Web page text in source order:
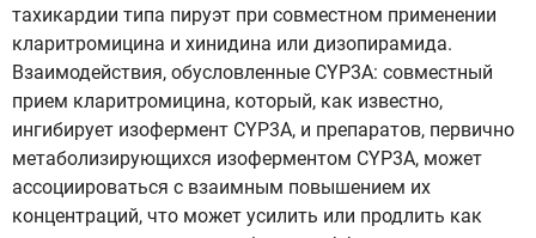
тахикардии типа пируэт при совместном применении
кларитромицина и хинидина или дизопирамида.
Взаимодействия, обусловленные CYP3А: совместный
прием кларитромицина, который, как известно,
ингибирует изофермент CYP3A, и препаратов, первично
метаболизирующихся изоферментом CYP3A, может
ассоциироваться с взаимным повышением их
концентраций, что может усилить или продлить как